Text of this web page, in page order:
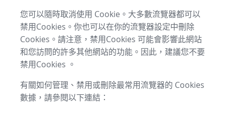
您可以隨時取消使用 Cookie。大多數流覽器都可以
禁用Cookies。你也可以在你的流覽器設定中刪除
Cookies。請注意，禁用Cookies 可能會影響此網站
和您訪問的許多其他網站的功能。因此，建議您不要
禁用Cookies 。
有關如何管理、禁用或刪除最常用流覽器的 Cookies
數據，請參閱以下連結：